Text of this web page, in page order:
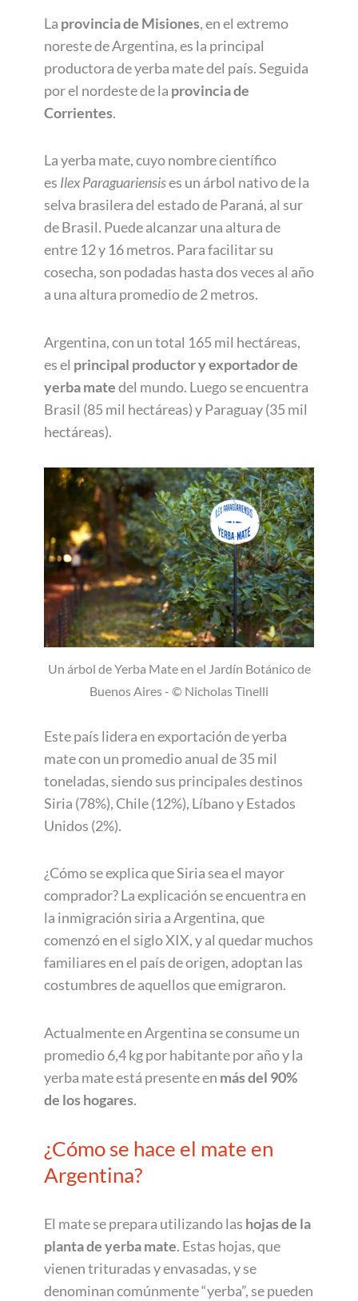
La provincia de Misiones, en el extremo
noreste de Argentina, es la principal
productora de yerba mate del país. Seguida
por el nordeste de la provincia de
Corrientes.
La yerba mate, cuyo nombre científico
es Ilex Paraguariensises un árbol nativo de la
selva brasilera del estado de Paraná, al sur
de Brasil. Puede alcanzar una altura de
entre 12 y 16 metros. Para facilitar su
cosecha, son podadas hasta dos veces al año
a una altura promedio de 2 metros.
Argentina, con un total 165 mil hectáreas,
es el principal productor y exportador de
yerba matedel mundo. Luego se encuentra
Brasil (85 mil hectáreas) y Paraguay (35 mil
hectáreas).
Un árbol de Yerba Mate en el Jardín Botánico de
Buenos Aires - © Nicholas Tinelli
Este país lidera en exportación de yerba
mate con un promedio anual de 35 mil
toneladas, siendo sus principales destinos
Siria (78%), Chile (12%), Líbano y Estados
Unidos (2%).
¿Cómo se explica que Siria sea el mayor
comprador? La explicación se encuentra en
la inmigración siria a Argentina, que
comenzó en el siglo XIX, y al quedar muchos
familiares en el país de origen, adoptan las
costumbres de aquellos que emigraron.
Actualmente en Argentina se consume un
promedio 6,4 kg por habitante por año y la
yerba mate está presente en más del 90%
de los hogares.
¿Cómo se hace el mate en
Argentina?
El mate se prepara utilizando las hojas de la
planta de yerba mate. Estas hojas, que
vienen trituradas y envasadas, y se
denominan comúnmente “yerba”, se pueden